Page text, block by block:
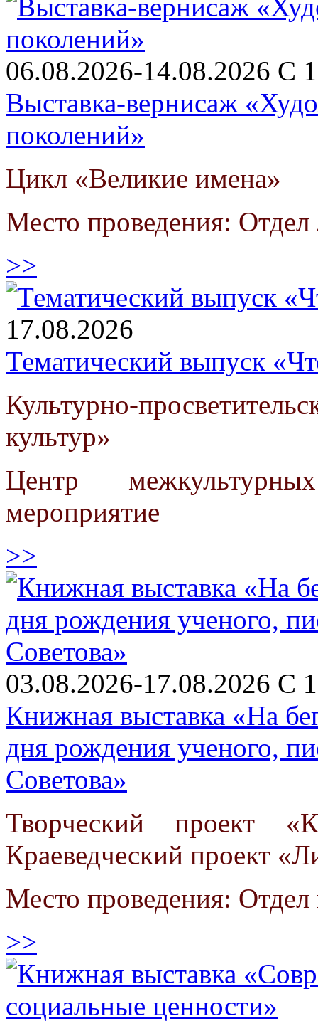
06.08.2026-14.08.2026 С
Выставка-вернисаж
поколений»
Цикл «Великие имена»
Место проведения: Отдел
>>
17.08.2026
Тематический выпуск
Культурно-
культур»
Центр
мероприятие
>>
03.08.2026-17.08.2026 С
Книжная выставка «На
дня рождения ученого,
Советова»
Творческий проект
Краеведческий проект
Место проведения: Отдел
>>